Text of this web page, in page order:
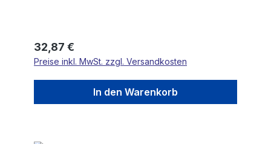
Regulärer Preis:
32,87 €
Preise inkl. MwSt. zzgl. Versandkosten
In den Warenkorb